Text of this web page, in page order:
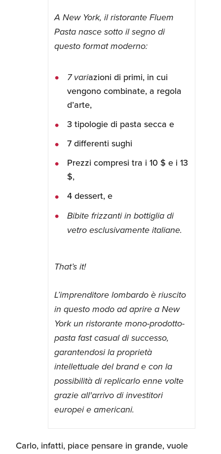
A New York, il ristorante Fluem
Pasta nasce sotto il segno di
questo format moderno:
7 variazioni di primi, in cui
vengono combinate, a regola
d’arte,
3 tipologie di pasta secca e
7 differenti sughi
Prezzi compresi tra i 10 $ e i 13
$,
4 dessert, e
Bibite frizzanti in bottiglia di
vetro esclusivamente italiane.
That’s it!
L’imprenditore lombardo è riuscito
in questo modo ad aprire a New
York un ristorante mono-prodotto-
pasta fast casual di successo,
garantendosi la proprietà
intellettuale del brand e con la
possibilità di replicarlo enne volte
grazie all'arrivo di investitori
europei e americani.
Carlo, infatti, piace pensare in grande, vuole